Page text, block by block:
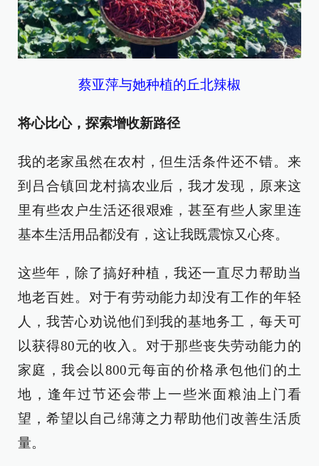
蔡亚萍与她种植的丘北辣椒
将心比心，探索增收新路径
我的老家虽然在农村，但生活条件还不错。来
到吕合镇回龙村搞农业后，我才发现，原来这
里有些农户生活还很艰难，甚至有些人家里连
基本生活用品都没有，这让我既震惊又心疼。
这些年，除了搞好种植，我还一直尽力帮助当
地老百姓。对于有劳动能力却没有工作的年轻
人，我苦心劝说他们到我的基地务工，每天可
以获得80元的收入。对于那些丧失劳动能力的
家庭，我会以800元每亩的价格承包他们的土
地，逢年过节还会带上一些米面粮油上门看
望，希望以自己绵薄之力帮助他们改善生活质
量。